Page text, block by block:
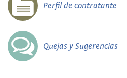
Perfil de contratante
Quejas y Sugerencias